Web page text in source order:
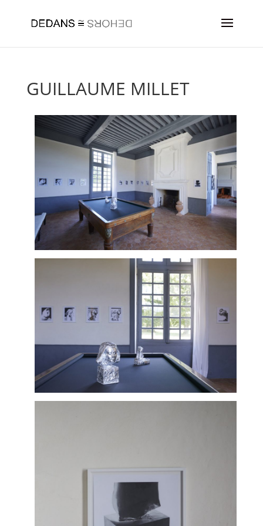
GUILLAUME MILLET